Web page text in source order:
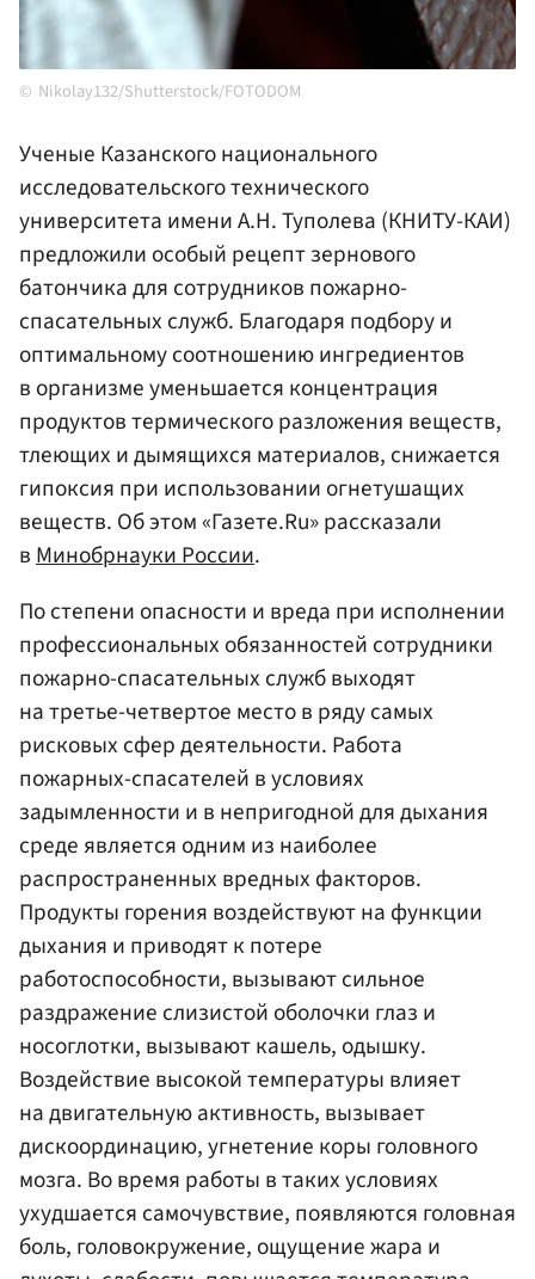
Nikolay132/Shutterstock/FOTODOM
Ученые Казанского национального
исследовательского технического
университета имени А.Н. Туполева (КНИТУ-КАИ)
предложили особый рецепт зернового
батончика для сотрудников пожарно-
спасательных служб. Благодаря подбору и
оптимальному соотношению ингредиентов
в организме уменьшается концентрация
продуктов термического разложения веществ,
тлеющих и дымящихся материалов, снижается
гипоксия при использовании огнетушащих
веществ. Об этом «Газете.Ru» рассказали
вМинобрнауки России.
По степени опасности и вреда при исполнении
профессиональных обязанностей сотрудники
пожарно-спасательных служб выходят
на третье-четвертое место в ряду самых
рисковых сфер деятельности. Работа
пожарных-спасателей в условиях
задымленности и в непригодной для дыхания
среде является одним из наиболее
распространенных вредных факторов.
Продукты горения воздействуют на функции
дыхания и приводят к потере
работоспособности, вызывают сильное
раздражение слизистой оболочки глаз и
носоглотки, вызывают кашель, одышку.
Воздействие высокой температуры влияет
на двигательную активность, вызывает
дискоординацию, угнетение коры головного
мозга. Во время работы в таких условиях
ухудшается самочувствие, появляются головная
боль, головокружение, ощущение жара и